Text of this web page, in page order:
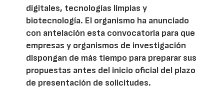
digitales, tecnologías limpias y
biotecnología. El organismo ha anunciado
con antelación esta convocatoria para que
empresas y organismos de investigación
dispongan de más tiempo para preparar sus
propuestas antes del inicio oficial del plazo
de presentación de solicitudes.